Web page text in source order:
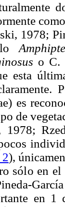
1978;
o C.
esta
es
de
1978;
),
sólo en
en